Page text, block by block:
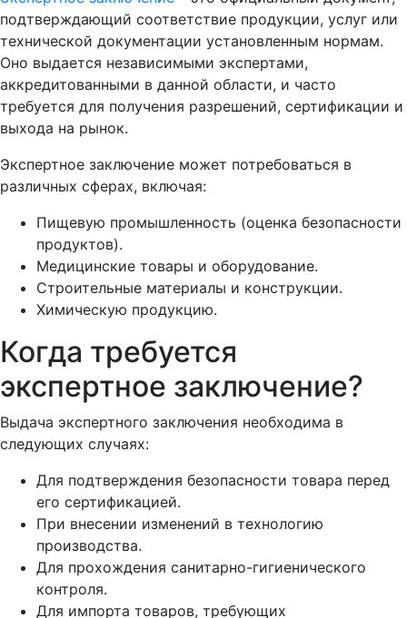
подтверждающий соответствие продукции, услуг или
технической документации установленным нормам.
Оно выдается независимыми экспертами,
аккредитованными в данной области, и часто
требуется для получения разрешений, сертификации и
выхода на рынок.
Экспертное заключение может потребоваться в
различных сферах, включая:
Пищевую промышленность (оценка безопасности
продуктов).
Медицинские товары и оборудование.
Строительные материалы и конструкции.
Химическую продукцию.
Когда требуется
экспертное заключение?
Выдача экспертного заключения необходима в
следующих случаях:
Для подтверждения безопасности товара перед
его сертификацией.
При внесении изменений в технологию
производства.
Для прохождения санитарно-гигиенического
контроля.
Для импорта товаров, требующих